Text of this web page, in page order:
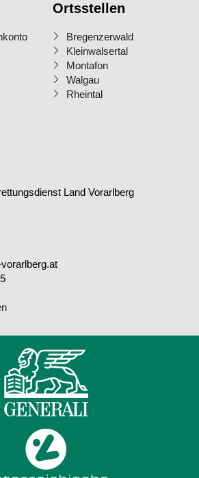
Ortsstellen
Bregenzerwald
Kleinwalsertal
Montafon
Walgau
Rheintal
Land Vorarlberg